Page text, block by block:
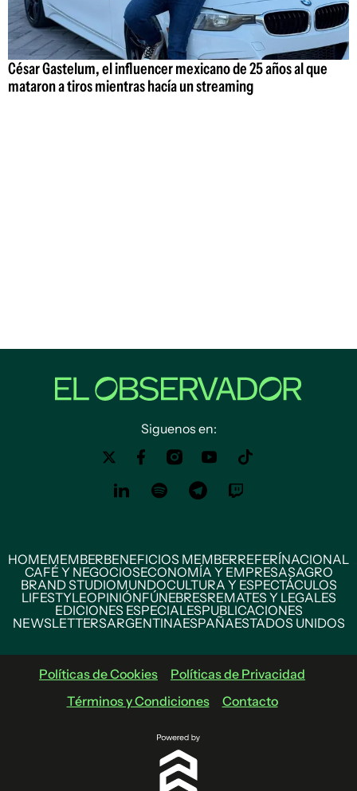
César Gastelum, el influencer mexicano de 25 años al que
mataron a tiros mientras hacía un streaming
Siguenos en:
HOMEMEMBERBENEFICIOS MEMBERREFERÍNACIONAL
CAFÉ Y NEGOCIOSECONOMÍA Y EMPRESASAGRO
BRAND STUDIOMUNDOCULTURA Y ESPECTÁCULOS
LIFESTYLEOPINIÓNFÚNEBRESREMATES Y LEGALES
EDICIONES ESPECIALESPUBLICACIONES
NEWSLETTERSARGENTINAESPAÑAESTADOS UNIDOS
Políticas de Cookies
Políticas de Privacidad
Términos y Condiciones
Contacto